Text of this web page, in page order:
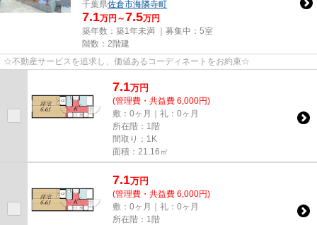
千葉県佐倉市海隣寺町
7.1万円～7.5万円
築年数：築1年未満 ｜募集中： 5室
階数：2階建
☆不動産サービスを追求し、価値あるコーディネートをお約束☆
7.1万円
(管理費・共益費 6,000円)
敷：0ヶ月｜礼：0ヶ月
所在階：1階
間取り：1K
面積：21.16㎡
7.1万円
(管理費・共益費 6,000円)
敷：0ヶ月｜礼：0ヶ月
所在階：1階